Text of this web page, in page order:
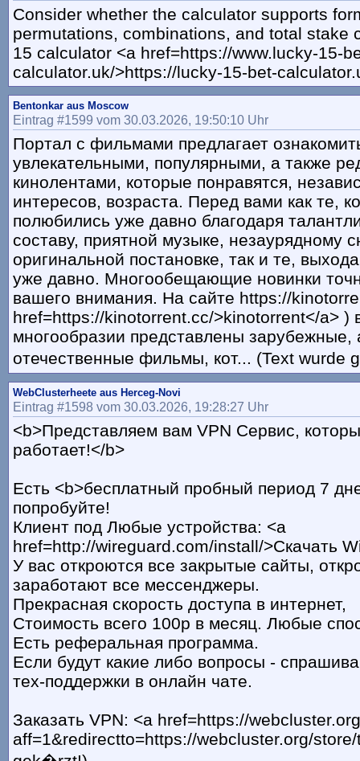
Consider whether the calculator supports
permutations, combinations, and total stake
15 calculator <a href=https://www.lucky-15-
calculator.uk/>https://lucky-15-bet-
Bentonkar aus Moscow
Eintrag #1599 vom 30.03.2026, 19:50:10 Uhr
Портал с фильмами предлагает
увлекательными, популярными, а также
кинолентами, которые понравятся,
интересов, возраста. Перед вами как те,
полюбились уже давно благодаря
составу, приятной музыке, незаурядному
оригинальной постановке, так и те,
уже давно. Многообещающие новинки
вашего внимания. На сайте https://
href=https://kinotorrent.cc/>kinotorrent</a> )
многообразии представлены зарубежные,
отечественные фильмы, кот... (Text wurde
WebClusterheete aus Herceg-Novi
Eintrag #1598 vom 30.03.2026, 19:28:27 Uhr
<b>Представляем вам VPN Сервис,
работает!</b>
Есть <b>бесплатный пробный период 7
попробуйте!
Клиент под Любые устройства: <a
href=http://wireguard.com/install/>Скачать
У вас откроются все закрытые сайты,
заработают все мессенджеры.
Прекрасная скорость доступа в интернет,
Стоимость всего 100р в месяц. Любые
Есть реферальная программа.
Если будут какие либо вопросы -
тех-поддержки в онлайн чате.
Заказать VPN: <a href=https://
aff=1&redirectto=https://webcluster.org/